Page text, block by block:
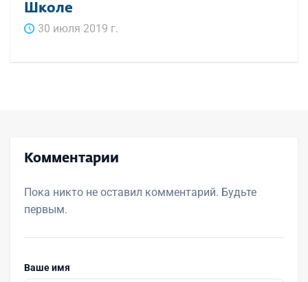
Школе
30 июля 2019 г.
Комментарии
Пока никто не оставил комментарий. Будьте
первым.
Ваше имя